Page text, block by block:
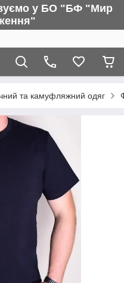
у БО "БФ "Мир
та камуфляжний одяг